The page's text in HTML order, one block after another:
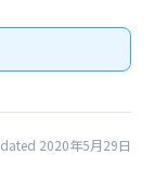
2020年5月29日